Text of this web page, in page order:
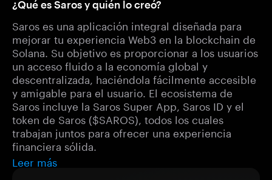
¿Qué es Saros y quién lo creó?
Saros es una aplicación integral diseñada para
mejorar tu experiencia Web3 en la blockchain de
Solana. Su objetivo es proporcionar a los usuarios
un acceso fluido a la economía global y
descentralizada, haciéndola fácilmente accesible
y amigable para el usuario. El ecosistema de
Saros incluye la Saros Super App, Saros ID y el
token de Saros ($SAROS), todos los cuales
trabajan juntos para ofrecer una experiencia
financiera sólida.
Leer más